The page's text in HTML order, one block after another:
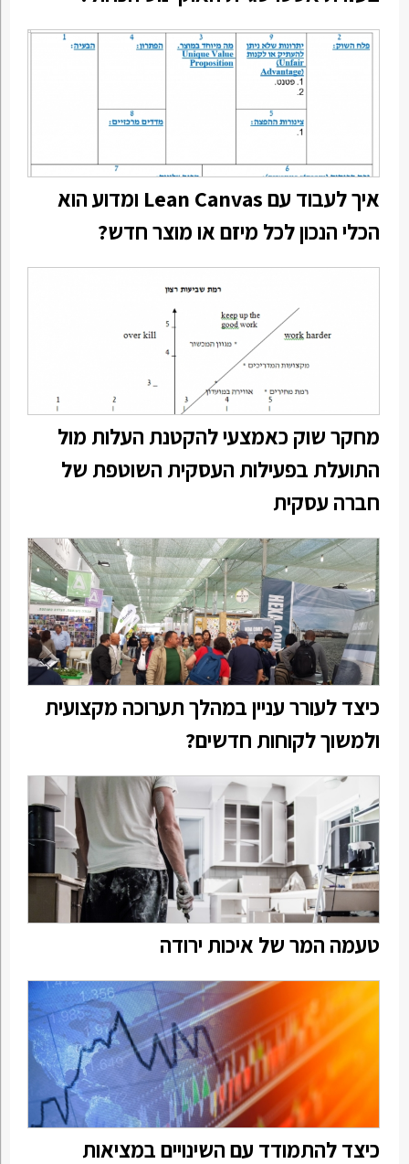
איך לעבוד עם Lean Canvas ומדוע הוא
הכלי הנכון לכל מיזם או מוצר חדש?
מחקר שוק כאמצעי להקטנת העלות מול
התועלת בפעילות העסקית השוטפת של
חברה עסקית
כיצד לעורר עניין במהלך תערוכה מקצועית
ולמשוך לקוחות חדשים?
טעמה המר של איכות ירודה
כיצד להתמודד עם השינויים במציאות